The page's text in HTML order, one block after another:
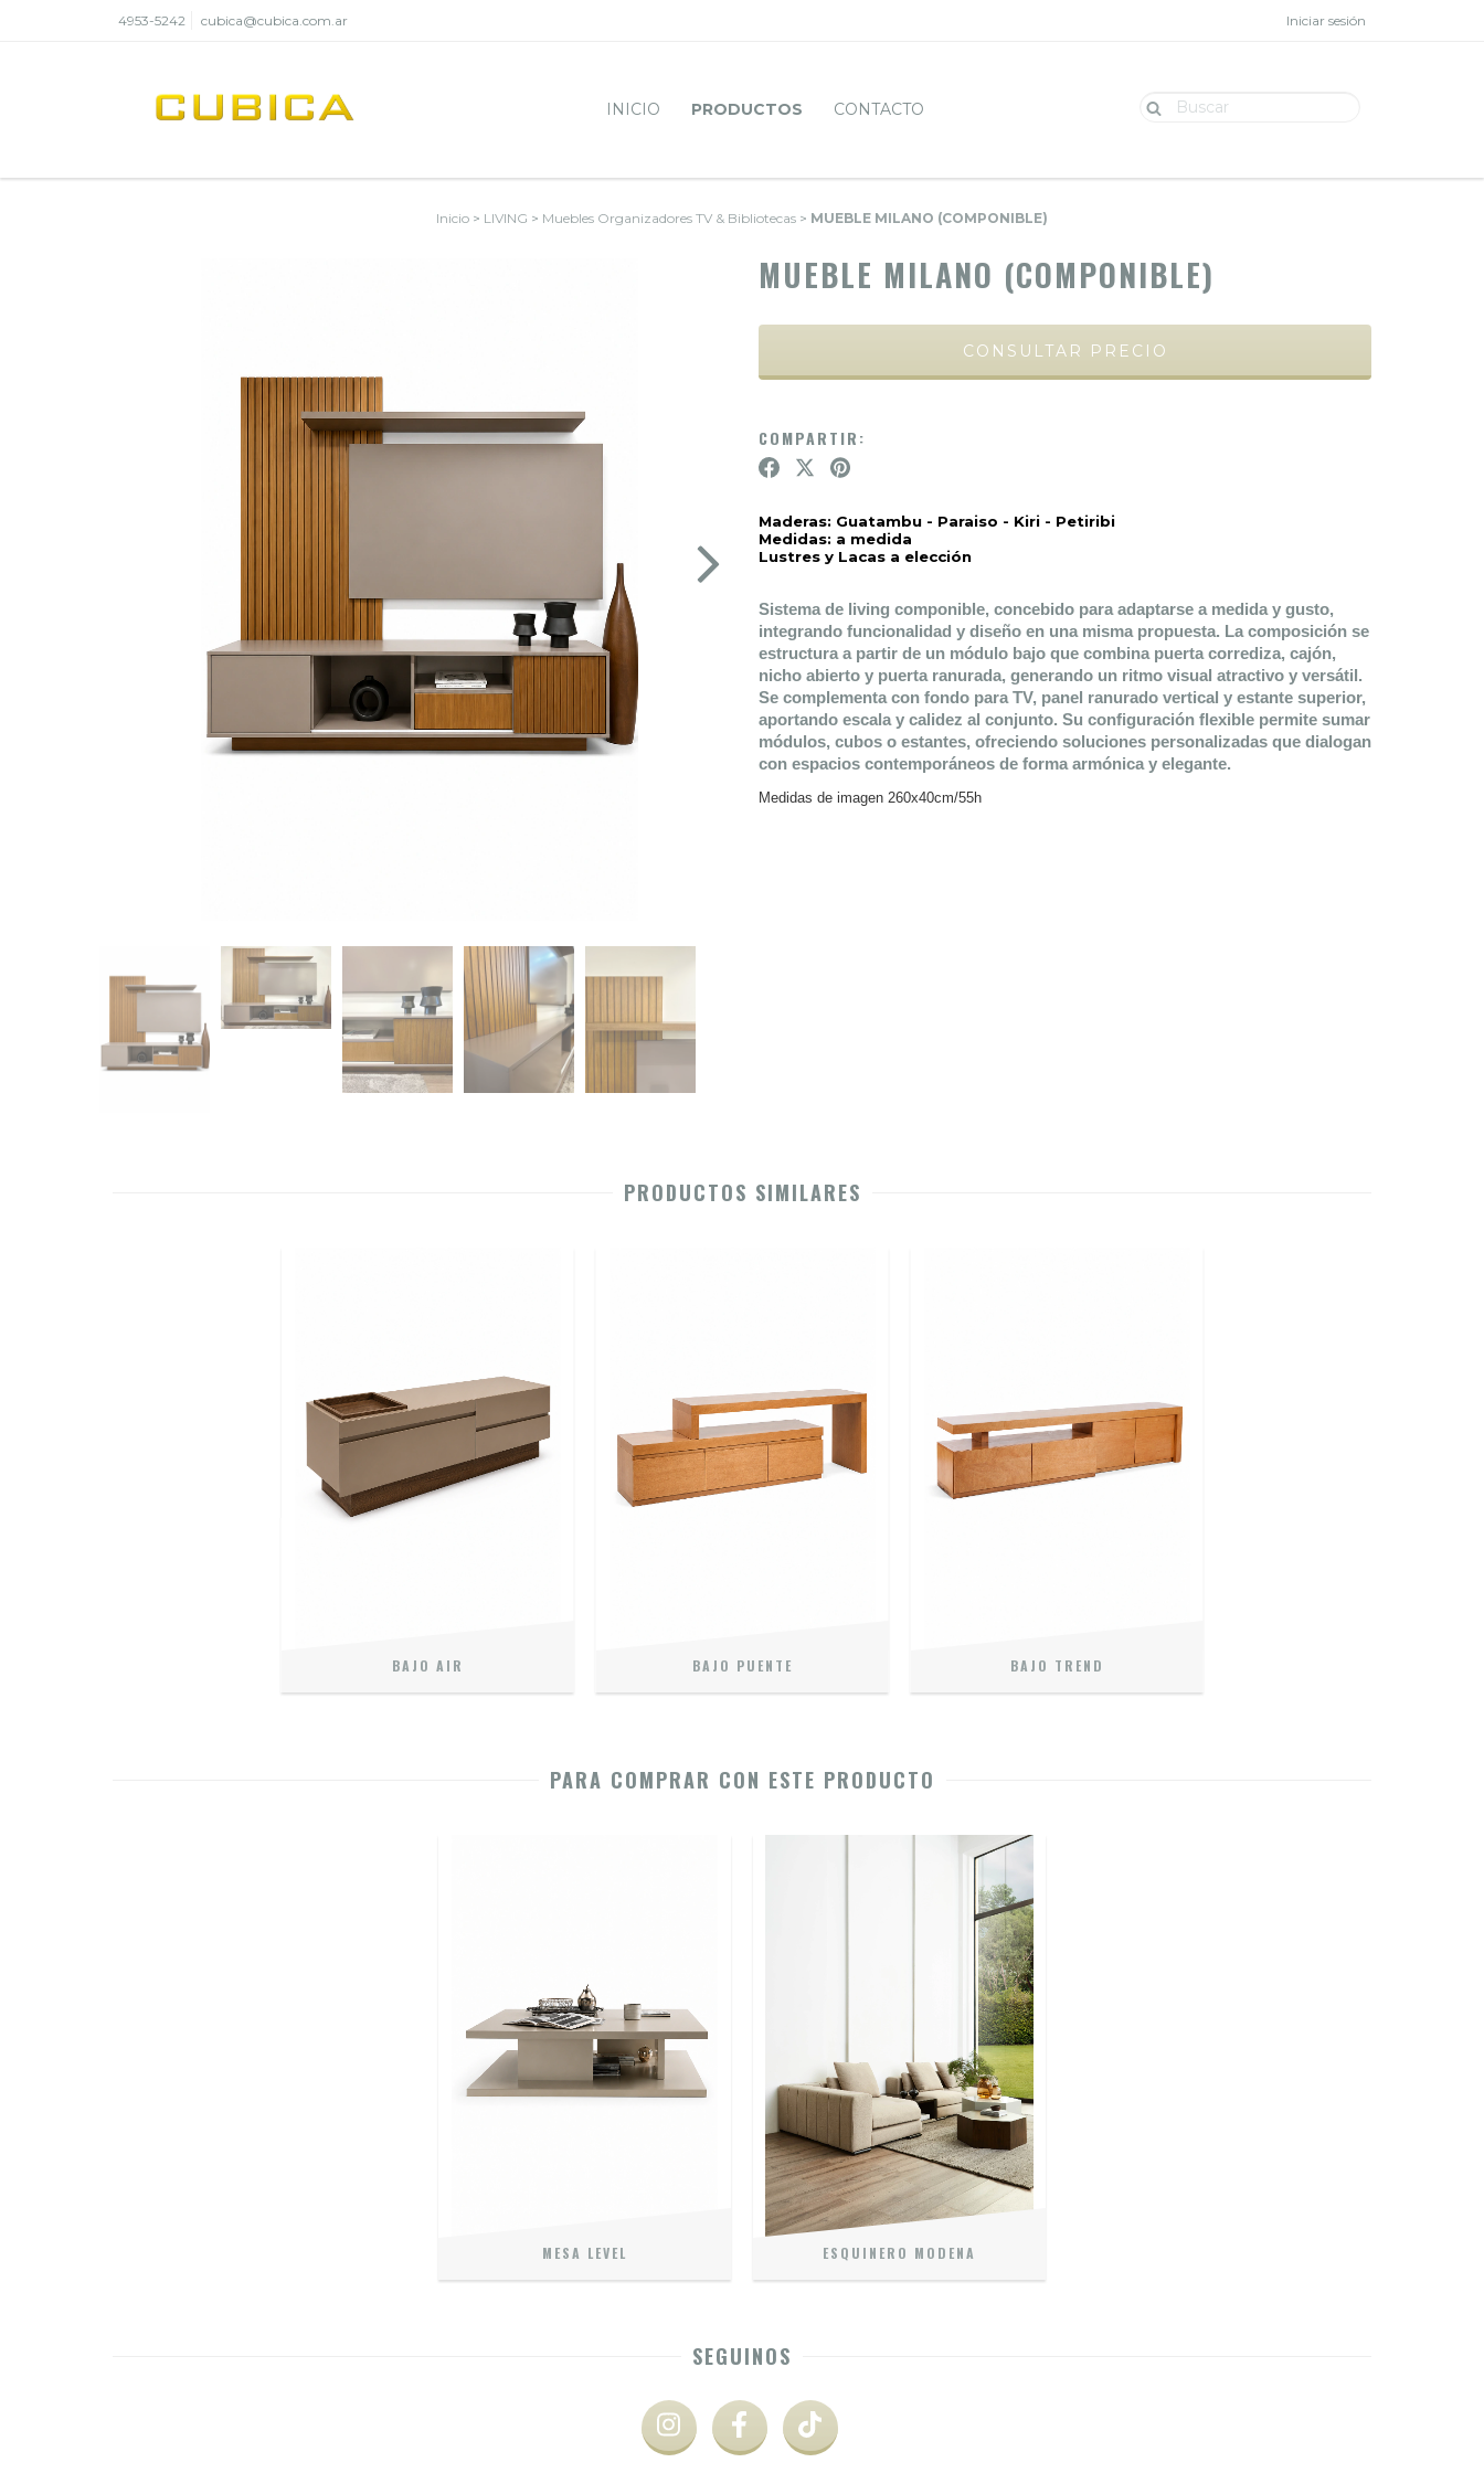
4953-5242 cubica@cubica.com.ar Iniciar sesión
INICIO PRODUCTOS CONTACTO
Inicio > LIVING > Muebles Organizadores TV & Bibliotecas > MUEBLE MILANO (COMPONIBLE)
MUEBLE MILANO (COMPONIBLE)
COMPARTIR:
Maderas: Guatambu - Paraiso - Kiri - Petiribi
Medidas: a medida
Lustres y Lacas a elección
Sistema de living componible, concebido para adaptarse a medida y gusto,
integrando funcionalidad y diseño en una misma propuesta. La composición se
estructura a partir de un módulo bajo que combina puerta corrediza, cajón,
nicho abierto y puerta ranurada, generando un ritmo visual atractivo y versátil.
Se complementa con fondo para TV, panel ranurado vertical y estante superior,
aportando escala y calidez al conjunto. Su configuración flexible permite sumar
módulos, cubos o estantes, ofreciendo soluciones personalizadas que dialogan
con espacios contemporáneos de forma armónica y elegante.
Medidas de imagen 260x40cm/55h
PRODUCTOS SIMILARES
BAJO AIR BAJO PUENTE BAJO TREND
PARA COMPRAR CON ESTE PRODUCTO
MESA LEVEL ESQUINERO MODENA
SEGUINOS